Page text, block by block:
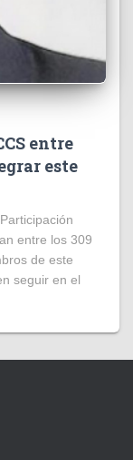
entre
este
entre los 309
de este
seguir en el